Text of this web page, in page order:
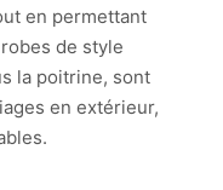
en permettant
de style
la poitrine, sont
en extérieur,